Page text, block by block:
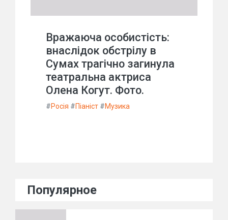
Вражаюча особистість:
внаслідок обстрілу в
Сумах трагічно загинула
театральна актриса
Олена Когут. Фото.
#Росія #Піаніст #Музика
Популярное